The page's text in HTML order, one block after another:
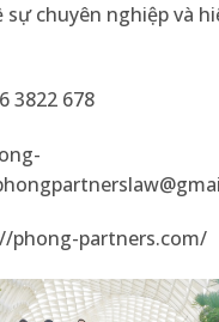
sự chuyên nghiệp và
3822 678
phong-partners.com/